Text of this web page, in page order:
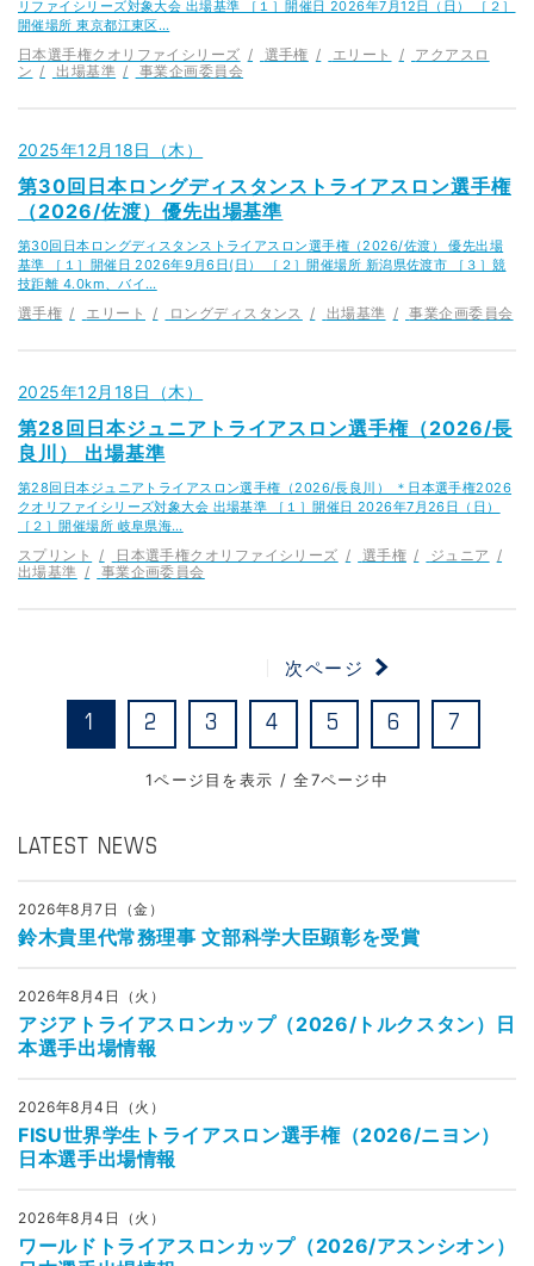
リファイシリーズ対象大会 出場基準 ［１］開催日 2026年7月12日（日） ［２］
開催場所 東京都江東区…
日本選手権クオリファイシリーズ 選手権 エリート
アクアスロ
ン
出場基準 事業企画委員会
2025年12月18日（木）
第30回日本ロングディスタンストライアスロン選手権
（2026/佐渡）優先出場基準
第30回日本ロングディスタンストライアスロン選手権（2026/佐渡） 優先出場
基準 ［１］開催日 2026年9月6日(日） ［２］開催場所 新潟県佐渡市 ［３］競
技距離 4.0km、バイ…
選手権 エリート ロングディスタンス 出場基準 事業企画委員会
2025年12月18日（木）
第28回日本ジュニアトライアスロン選手権（2026/長
良川） 出場基準
第28回日本ジュニアトライアスロン選手権（2026/長良川） ＊日本選手権2026
クオリファイシリーズ対象大会 出場基準 ［１］開催日 2026年7月26日（日）
［２］開催場所 岐阜県海…
スプリント 日本選手権クオリファイシリーズ 選手権
ジュニア
出場基準
事業企画委員会
1ページ目を表示 / 全7ページ中
1 2 3 4 5 6 7
次ページ
LATEST NEWS
2026年8月7日（金）
鈴木貴里代常務理事 文部科学大臣顕彰を受賞
2026年8月4日（火）
アジアトライアスロンカップ（2026/トルクスタン）日
本選手出場情報
2026年8月4日（火）
FISU世界学生トライアスロン選手権（2026/ニヨン）
日本選手出場情報
2026年8月4日（火）
ワールドトライアスロンカップ（2026/アスンシオン）